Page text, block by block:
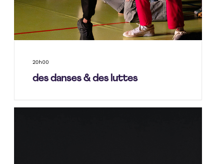
20h00
des danses & des luttes